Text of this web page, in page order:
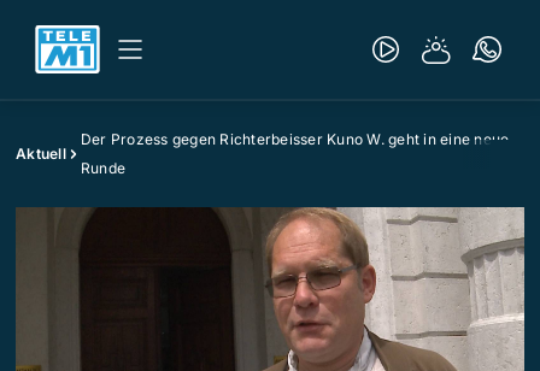
Aktuell
Der Prozess gegen Richterbeisser Kuno W. geht in eine neue
Runde